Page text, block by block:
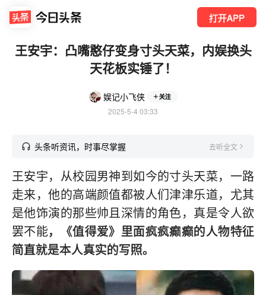
打开APP
王安宇：凸嘴憨仔变身寸头天菜，内娱换头
天花板实锤了！
娱记小飞侠 关注
2025-5-4 03:33
头条听资讯，时事尽掌握 去听全文
王安宇，从校园男神到如今的寸头天菜，一路
走来，他的高端颜值都被人们津津乐道，尤其
是他饰演的那些帅且深情的角色，真是令人欲
罢不能，《值得爱》里面疯疯癫癫的人物特征
简直就是本人真实的写照。